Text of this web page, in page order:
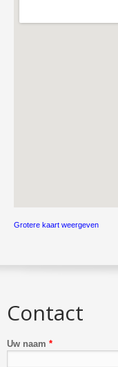
Grotere kaart weergeven
Contact
Uw naam *